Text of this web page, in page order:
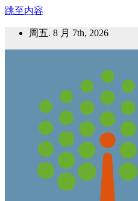
跳至内容
周五. 8 月 7th, 2026